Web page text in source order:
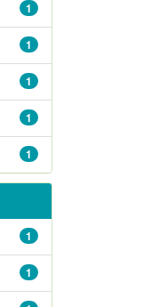
1
1
1
1
1
1
1